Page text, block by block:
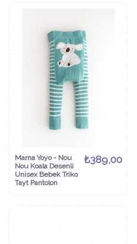
Mama Yoyo - Nou
Nou Koala Desenli
Unisex Bebek Triko
Tayt Pantolon
₺389,00